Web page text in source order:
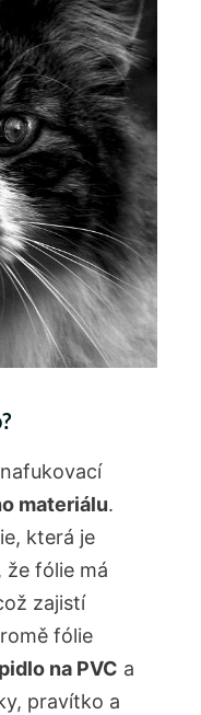
materiálu.
která je
že fólie má
zajistí
fólie
na PVC a
pravítko a